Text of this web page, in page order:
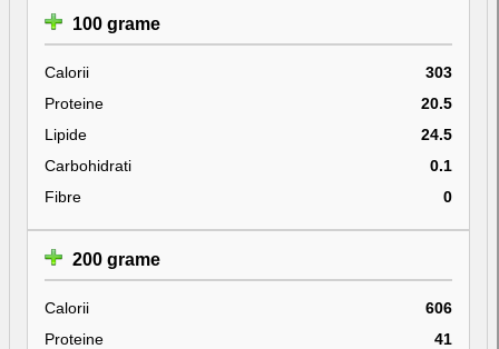
100 grame
Calorii
303
Proteine
20.5
Lipide
24.5
Carbohidrati
0.1
Fibre
0
200 grame
Calorii
606
Proteine
41